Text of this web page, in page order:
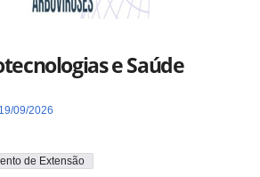
e Saúde
09/2026
de Extensão